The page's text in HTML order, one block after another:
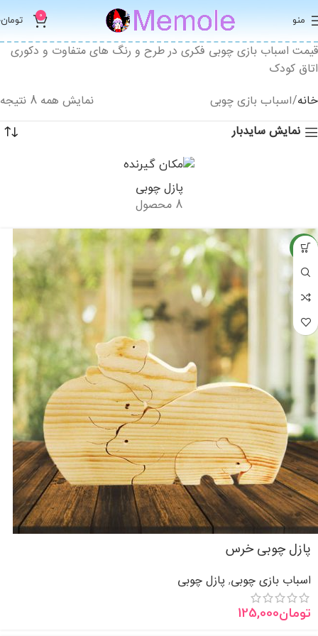
منو 0 تومان
قیمت اسباب بازی چوبی فکری در طرح و رنگ های متفاوت و دکوری
اتاق کودک
خانه اسباب بازی چوبی نمایش همه 8 نتیجه
نمایش سایدبار
پازل چوبی
8 محصول
جدید
پازل چوبی خرس
اسباب بازی چوبی, پازل چوبی
تومان125,000